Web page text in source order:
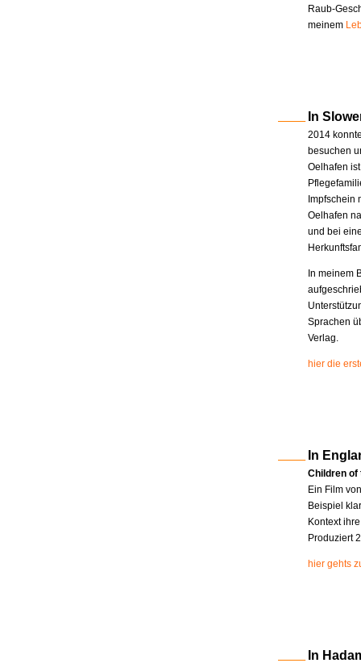
Raub-
meinem
In
2014
besuchen
Oelhafen
Impfschein
Oelhafen
und bei
In meinem
Sprachen
Verlag.
hier die
In
Children of
Ein Film
Beispiel
Kontext
Produziert
hier gehts
In